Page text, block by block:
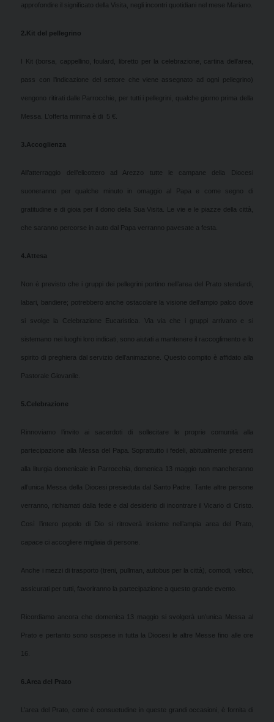
approfondire il significato della Visita, negli incontri quotidiani nel mese Mariano.
2.Kit del pellegrino
I Kit (borsa, cappellino, foulard, libretto per la celebrazione, cartina dell’area,
pass con l’indicazione del settore che viene assegnato ad ogni pellegrino)
vengono ritirati dalle Parrocchie, per tutti i pellegrini, qualche giorno prima della
Messa. L’offerta minima è di 5 €.
3.Accoglienza
All’atterraggio dell’elicottero ad Arezzo tutte le campane della Diocesi
suoneranno per qualche minuto in omaggio al Papa e come segno di
gratitudine e di gioia per il dono della Sua Visita. Le vie e le piazze della città,
che saranno percorse in auto dal Papa verranno pavesate a festa.
4.Attesa
Non è previsto che i gruppi dei pellegrini portino nell’area del Prato stendardi,
labari, bandiere; potrebbero anche ostacolare la visione dell’ampio palco dove
si svolge la Celebrazione Eucaristica. Via via che i gruppi arrivano e si
sistemano nei luoghi loro indicati, sono aiutati a mantenere il raccoglimento e lo
spirito di preghiera dal servizio dell’animazione. Questo compito è affidato alla
Pastorale Giovanile.
5.Celebrazione
Rinnoviamo l’invito ai sacerdoti di sollecitare le proprie comunità alla
partecipazione alla Messa del Papa. Soprattutto i fedeli, abitualmente presenti
alla liturgia domenicale in Parrocchia, domenica 13 maggio non mancheranno
all’unica Messa della Diocesi presieduta dal Santo Padre. Tante altre persone
verranno, richiamati dalla fede e dal desiderio di incontrare il Vicario di Cristo.
Così l’intero popolo di Dio si ritroverà insieme nell’ampia area del Prato,
capace ci accogliere migliaia di persone.
Anche i mezzi di trasporto (treni, pullman, autobus per la città), comodi, veloci,
assicurati per tutti, favoriranno la partecipazione a questo grande evento.
Ricordiamo ancora che domenica 13 maggio si svolgerà un’unica Messa al
Prato e pertanto sono sospese in tutta la Diocesi le altre Messe fino alle ore
16.
6.Area del Prato
L’area del Prato, come è consuetudine in queste grandi occasioni, è fornita di